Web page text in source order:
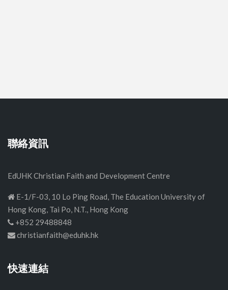
聯絡資訊
EdUHK Christian Faith and Development Centre
E-1/F-03, 10 Lo Ping Road, The Education University of
Hong Kong, Tai Po, N.T., Hong Kong
+852 29488848
christianfaith@eduhk.hk
快速連結